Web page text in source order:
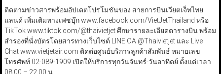
ติดตามข่าวสารพร้อมอัปเดตโปรโมชันของ สายการบินเวียตเจ็ทไทย
แลนด์ เพิ่มเติมทางเฟซบุ๊ก www.facebook.com/VietJetThailand หรือ
TikTok www.tiktok.com/@thaivietjet ศึกษารายละเอียดตารางบิน พร้อม
สำรองที่นั่งบัตรโดยสารทางเว็บไซต์ LINE OA @Thaivietjet และ Live
Chat www.vietjetair.com ติดต่อศูนย์บริการลูกค้าสัมพันธ์ หมายเลข
โทรศัพท์ 02-089-1909 เปิดให้บริการทุกวันจันทร์-วันอาทิตย์ ตั้งแต่เวลา
08.00 – 22.00 น.